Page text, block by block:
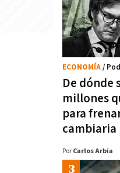
De dónde
millones
para
cambiaria
ECONOMÍA/
Por Carlos Arbia